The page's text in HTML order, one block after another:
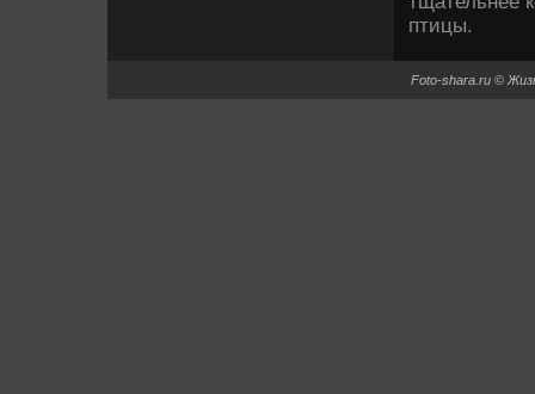
птицы.
Foto-shara.ru ©